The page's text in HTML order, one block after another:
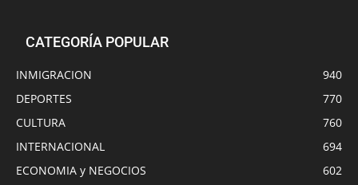
CATEGORÍA POPULAR
INMIGRACION
940
DEPORTES
770
CULTURA
760
INTERNACIONAL
694
ECONOMIA y NEGOCIOS
602